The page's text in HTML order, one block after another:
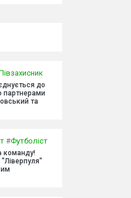
до
партнерами
та
#Футболіст
команду!